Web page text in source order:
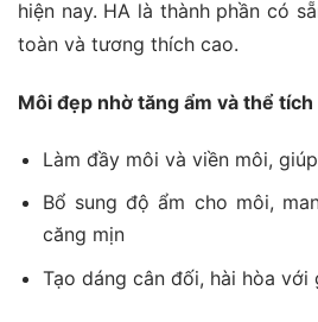
hiện nay. HA là thành phần có
toàn và tương thích cao.
Môi đẹp nhờ tăng ẩm và thể tích
Làm đầy môi và viền môi,
Bổ sung độ ẩm cho môi,
căng mịn
Tạo dáng cân đối, hài hòa với